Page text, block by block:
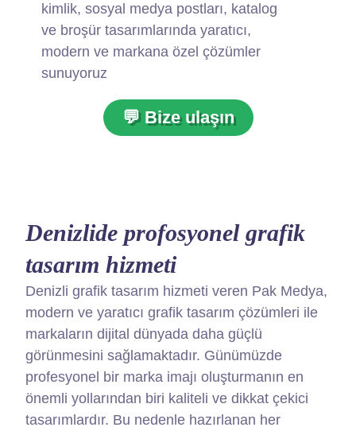
kimlik, sosyal medya postları, katalog
ve broşür tasarımlarında yaratıcı,
modern ve markana özel çözümler
sunuyoruz
💬 Bize ulaşın
Denizli grafik tasarım hizmeti veren Pak Medya,
modern ve yaratıcı grafik tasarım çözümleri ile
markaların dijital dünyada daha güçlü
görünmesini sağlamaktadır. Günümüzde
profesyonel bir marka imajı oluşturmanın en
önemli yollarından biri kaliteli ve dikkat çekici
tasarımlardır. Bu nedenle hazırlanan her
Denizlide profosyonel grafik
tasarım hizmeti